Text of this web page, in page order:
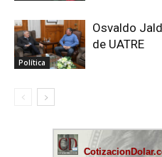
Política
Osvaldo
de UATRE